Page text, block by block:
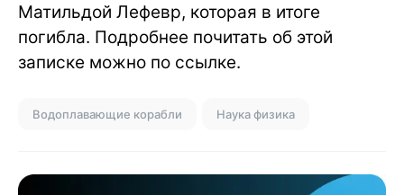
Матильдой Лефевр, которая в итоге
погибла. Подробнее почитать об этой
записке можно по ссылке.
Водоплавающие корабли Наука физика